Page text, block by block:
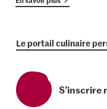
Le portail culinaire
S’inscrire